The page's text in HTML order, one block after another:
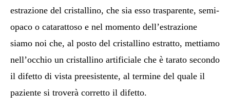
estrazione del cristallino, che sia esso trasparente, semi-
opaco o catarattoso e nel momento dell’estrazione
siamo noi che, al posto del cristallino estratto, mettiamo
nell’occhio un cristallino artificiale che è tarato secondo
il difetto di vista preesistente, al termine del quale il
paziente si troverà corretto il difetto.